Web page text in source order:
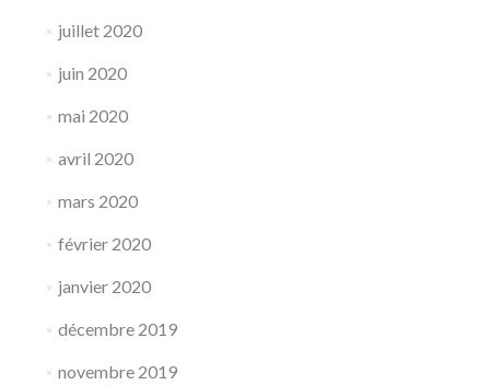
juillet 2020
juin 2020
mai 2020
avril 2020
mars 2020
février 2020
janvier 2020
décembre 2019
novembre 2019